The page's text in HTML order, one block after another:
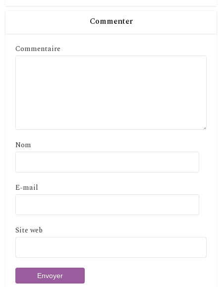
Commenter
Commentaire
Nom
E-mail
Site web